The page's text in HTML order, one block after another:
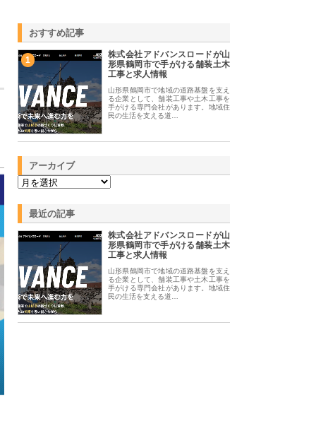
おすすめ記事
1
株式会社アドバンスロードが山
形県鶴岡市で手がける舗装土木
工事と求人情報
山形県鶴岡市で地域の道路基盤を支え
る企業として、舗装工事や土木工事を
手がける専門会社があります。地域住
民の生活を支える道…
アーカイブ
最近の記事
株式会社アドバンスロードが山
形県鶴岡市で手がける舗装土木
工事と求人情報
山形県鶴岡市で地域の道路基盤を支え
る企業として、舗装工事や土木工事を
手がける専門会社があります。地域住
民の生活を支える道…